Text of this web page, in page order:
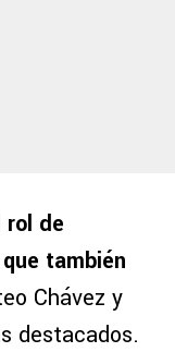
rol de
también
Chávez y
destacados.